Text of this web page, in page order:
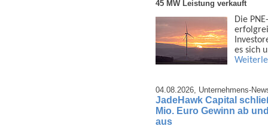
45 MW Leistung verkauft
Die
es sich
04.08.2026, Unternehmens-
JadeHawk Capital
Mio. Euro Gewinn ab
aus